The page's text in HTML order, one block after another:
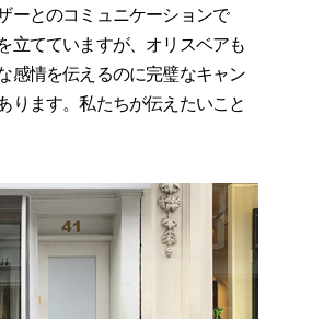
ーとのコミュニケーションで
立てていますが、オリスベアも
感情を伝えるのに完璧なキャン
ります。私たちが伝えたいこと